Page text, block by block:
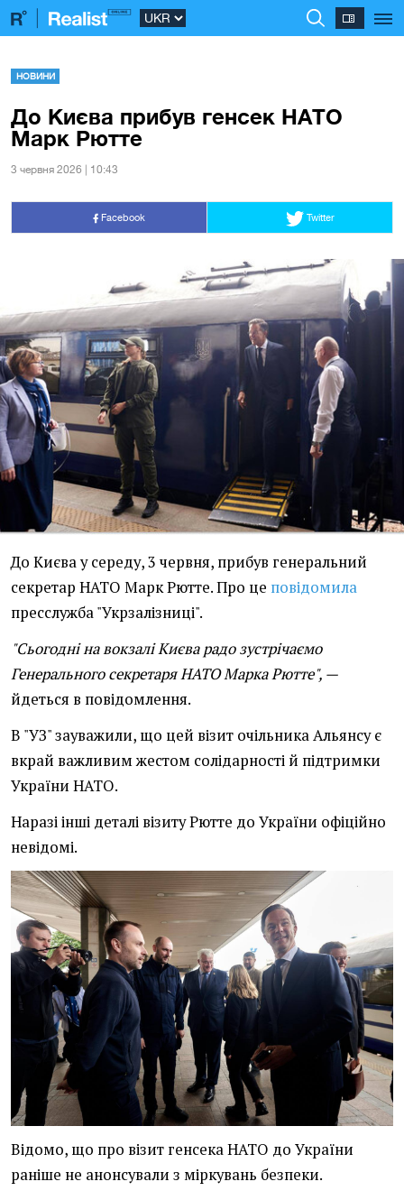
НОВИНИ
До Києва прибув генсек НАТО
Марк Рютте
3 червня 2026 | 10:43
Facebook Twitter
До Києва у середу, 3 червня, прибув генеральний
секретар НАТО Марк Рютте. Про це повідомила
пресслужба "Укрзалізниці".
"Сьогодні на вокзалі Києва радо зустрічаємо
Генерального секретаря НАТО Марка Рютте", —
йдеться в повідомлення.
В "УЗ" зауважили, що цей візит очільника Альянсу є
вкрай важливим жестом солідарності й підтримки
України НАТО.
Наразі інші деталі візиту Рютте до України офіційно
невідомі.
Відомо, що про візит генсека НАТО до України
раніше не анонсували з міркувань безпеки.